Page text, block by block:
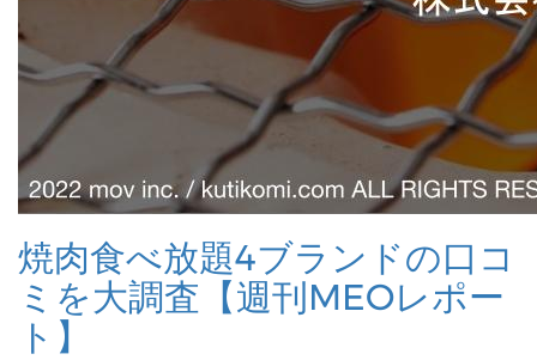
焼肉食べ放題4ブランドの口コ
ミを大調査【週刊MEOレポー
ト】